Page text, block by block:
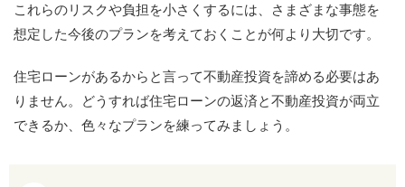
これらのリスクや負担を小さくするには、さまざまな事態を
想定した今後のプランを考えておくことが何より大切です。
住宅ローンがあるからと言って不動産投資を諦める必要はあ
りません。どうすれば住宅ローンの返済と不動産投資が両立
できるか、色々なプランを練ってみましょう。